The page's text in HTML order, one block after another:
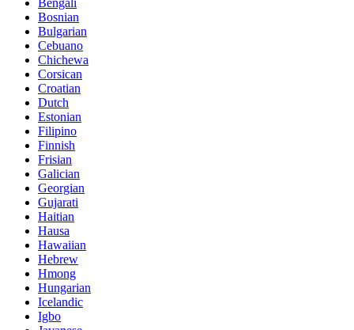
Bengali
Bosnian
Bulgarian
Cebuano
Chichewa
Corsican
Croatian
Dutch
Estonian
Filipino
Finnish
Frisian
Galician
Georgian
Gujarati
Haitian
Hausa
Hawaiian
Hebrew
Hmong
Hungarian
Icelandic
Igbo